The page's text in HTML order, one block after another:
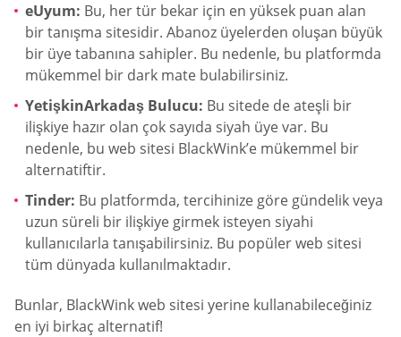
eUyum: Bu, her tür bekar için en yüksek puan alan
bir tanışma sitesidir. Abanoz üyelerden oluşan büyük
bir üye tabanına sahipler. Bu nedenle, bu platformda
mükemmel bir dark mate bulabilirsiniz.
YetişkinArkadaş Bulucu: Bu sitede de ateşli bir
ilişkiye hazır olan çok sayıda siyah üye var. Bu
nedenle, bu web sitesi BlackWink’e mükemmel bir
alternatiftir.
Tinder: Bu platformda, tercihinize göre gündelik veya
uzun süreli bir ilişkiye girmek isteyen siyahi
kullanıcılarla tanışabilirsiniz. Bu popüler web sitesi
tüm dünyada kullanılmaktadır.
Bunlar, BlackWink web sitesi yerine kullanabileceğiniz
en iyi birkaç alternatif!